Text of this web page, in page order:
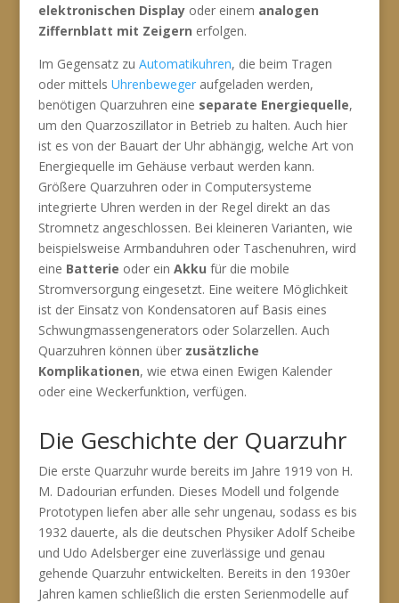
elektronischen Displayoder einem analogen
Ziffernblatt mit Zeigern erfolgen.
Im Gegensatz zu Automatikuhren, die beim Tragen
oder mittels Uhrenbewegeraufgeladen werden,
benötigen Quarzuhren eine separate Energiequelle,
um den Quarzoszillator in Betrieb zu halten. Auch hier
ist es von der Bauart der Uhr abhängig, welche Art von
Energiequelle im Gehäuse verbaut werden kann.
Größere Quarzuhren oder in Computersysteme
integrierte Uhren werden in der Regel direkt an das
Stromnetz angeschlossen. Bei kleineren Varianten, wie
beispielsweise Armbanduhren oder Taschenuhren, wird
eine Batterie oder ein Akku für die mobile
Stromversorgung eingesetzt. Eine weitere Möglichkeit
ist der Einsatz von Kondensatoren auf Basis eines
Schwungmassengenerators oder Solarzellen. Auch
Quarzuhren können über zusätzliche
Komplikationen, wie etwa einen Ewigen Kalender
oder eine Weckerfunktion, verfügen.
Die Geschichte der Quarzuhr
Die erste Quarzuhr wurde bereits im Jahre 1919 von H.
M. Dadourian erfunden. Dieses Modell und folgende
Prototypen liefen aber alle sehr ungenau, sodass es bis
1932 dauerte, als die deutschen Physiker Adolf Scheibe
und Udo Adelsberger eine zuverlässige und genau
gehende Quarzuhr entwickelten. Bereits in den 1930er
Jahren kamen schließlich die ersten Serienmodelle auf